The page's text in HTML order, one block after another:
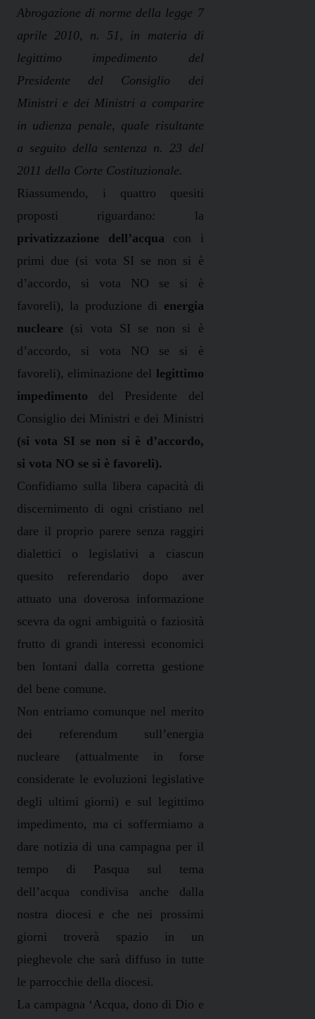
Abrogazione di norme della legge 7
aprile 2010, n. 51, in materia di
legittimo impedimento del
Presidente del Consiglio dei
Ministri e dei Ministri a comparire
in udienza penale, quale risultante
a seguito della sentenza n. 23 del
2011 della Corte Costituzionale.
Riassumendo, i quattro quesiti
proposti riguardano: la
privatizzazione dell’acqua con i
primi due (si vota SI se non si è
d’accordo, si vota NO se si è
favoreli), la produzione di energia
nucleare (si vota SI se non si è
d’accordo, si vota NO se si è
favoreli), eliminazione del legittimo
impedimento
del Presidente del
Consiglio dei Ministri e dei Ministri
(si vota SI se non si è d’accordo,
si vota NO se si è favoreli).
Confidiamo sulla libera capacità di
discernimento di ogni cristiano nel
dare il proprio parere senza raggiri
dialettici o legislativi a ciascun
quesito referendario dopo aver
attuato una doverosa informazione
scevra da ogni ambiguità o faziosità
frutto di grandi interessi economici
ben lontani dalla corretta gestione
del bene comune.
Non entriamo comunque nel merito
dei referendum sull’energia
nucleare (attualmente in forse
considerate le evoluzioni legislative
degli ultimi giorni) e sul legittimo
impedimento, ma ci soffermiamo a
dare notizia di una campagna per il
tempo di Pasqua sul tema
dell’acqua condivisa anche dalla
nostra diocesi e che nei prossimi
giorni troverà spazio in un
pieghevole che sarà diffuso in tutte
le parrocchie della diocesi.
La campagna ‘Acqua, dono di Dio e